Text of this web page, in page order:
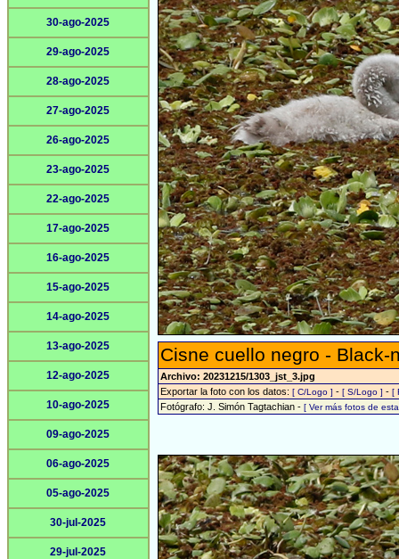
30-ago-2025
29-ago-2025
28-ago-2025
27-ago-2025
26-ago-2025
23-ago-2025
22-ago-2025
17-ago-2025
16-ago-2025
15-ago-2025
14-ago-2025
13-ago-2025
12-ago-2025
10-ago-2025
09-ago-2025
06-ago-2025
05-ago-2025
30-jul-2025
29-jul-2025
Cisne cuello negro -
Archivo: 20231215/1303_jst_3.jpg
Exportar la foto con los datos: [ C/Logo ] - [ S/Logo ] - [
Fotógrafo: J. Simón Tagtachian - [ Ver más fotos de